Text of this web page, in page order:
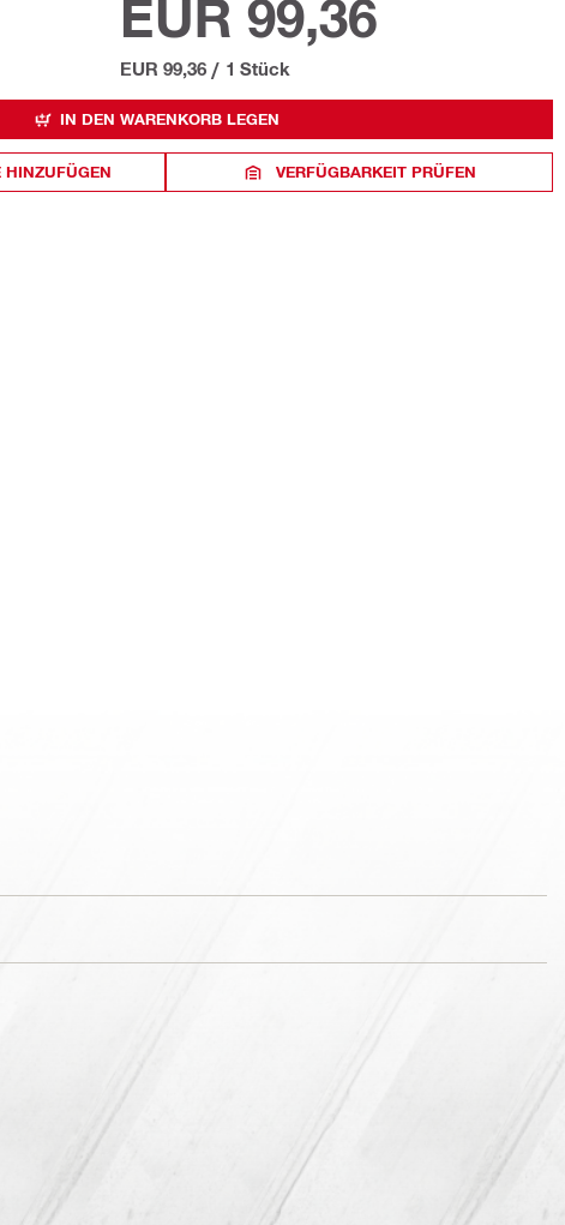
EUR 99,36
EUR 99,36 / 1 Stück
IN DEN WARENKORB LEGEN
HINZUFÜGEN VERFÜGBARKEIT PRÜFEN